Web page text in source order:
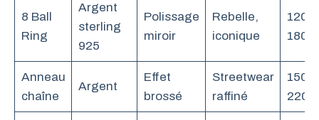
8 Ball
Ring
Argent
sterling
925
Polissage
miroir
Rebelle,
iconique
120 –
180
Anneau
chaîne
Argent
Effet
brossé
Streetwear
raffiné
150 –
220